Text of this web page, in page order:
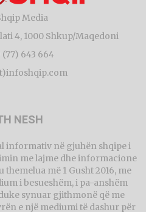
Media
4, 1000 Shkup/Maqedoni
(77) 643 664
NESH
informativ në gjuhën shqipe i
me lajme dhe informacione
më 1 Gusht 2016, me
i besueshëm, i pa-anshëm
synuar gjithmonë që me
e një mediumi të dashur për